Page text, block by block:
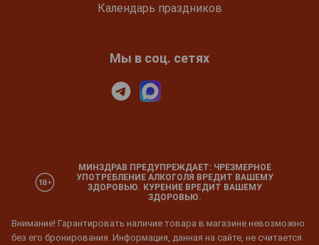
Календарь праздников
Мы в соц. сетях
МИНЗДРАВ ПРЕДУПРЕЖДАЕТ: ЧРЕЗМЕРНОЕ
УПОТРЕБЛЕНИЕ АЛКОГОЛЯ ВРЕДИТ ВАШЕМУ
ЗДОРОВЬЮ. КУРЕНИЕ ВРЕДИТ ВАШЕМУ
ЗДОРОВЬЮ.
Внимание! Гарантировать наличие товара в магазине невозможно
без его бронирования. Информация, данная на сайте, не считается